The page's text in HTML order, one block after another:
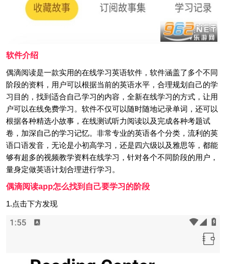
软件介绍
偶滴阅读是一款实用的在线学习英语软件，软件涵盖了多个不同
阶段的资料，用户可以根据当前的英语水平，合理规划自己的学
习目的，找到适合自己学习的内容，全新在线学习的方式，让用
户可以在线免费学习。软件不仅可以随时随地记录单词，还可以
根据各种精选小故事，在线测试听力阅读以及完成各种考题试
卷，加深自己的学习记忆。非常专业的英语各个分类，流利的英
语口语发音，无论是小初高学习，还是四六级以及雅思等，都能
够有超多的视频教学资料在线学习，针对各个不同阶段的用户，
量身定做英语计划合理进行学习。
偶滴阅读app怎么找到自己要学习的阶段
1.点击下方发现